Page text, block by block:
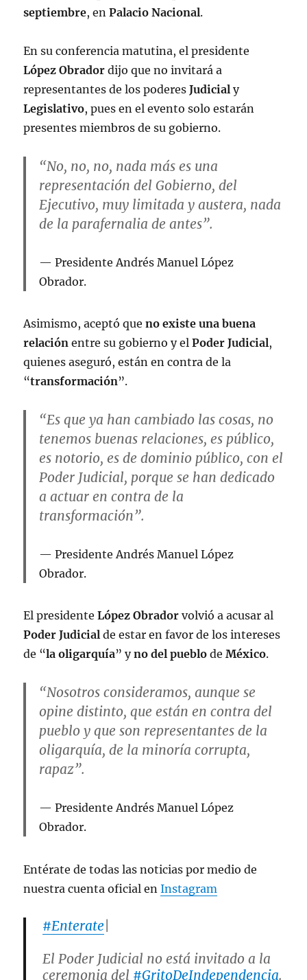
septiembre, enPalacio Nacional.
En su conferencia matutina, el presidente
López Obrador dijo que no invitará a
representantes de los poderesJudicial y
Legislativo, pues en el evento solo estarán
presentes miembros de su gobierno.
“No, no, no, nada más es una
representación del Gobierno, del
Ejecutivo, muy limitada y austera, nada
de la parafernalia de antes”.
Presidente Andrés Manuel López
Obrador.
Asimismo, aceptó queno existe una buena
relaciónentre su gobierno y elPoder Judicial,
quienes aseguró, están en contra de la
“transformación”.
“Es que ya han cambiado las cosas, no
tenemos buenas relaciones, es público,
es notorio, es de dominio público, con el
Poder Judicial, porque se han dedicado
a actuar en contra de la
transformación”.
Presidente Andrés Manuel López
Obrador.
El presidenteLópez Obradorvolvió a acusar al
Poder Judicialde estar en favor de los intereses
de “la oligarquía” yno del pueblo deMéxico.
“Nosotros consideramos, aunque se
opine distinto, que están en contra del
pueblo y que son representantes de la
oligarquía, de la minoría corrupta,
rapaz”.
Presidente Andrés Manuel López
Obrador.
Entérate de todas las noticias por medio de
nuestra cuenta oficial enInstagram
#Enterate
El Poder Judicial no está invitado a la
ceremonia del #GritoDeIndependencia.